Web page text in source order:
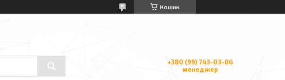
Кошик
+380 (99) 743-03-06
менеджер